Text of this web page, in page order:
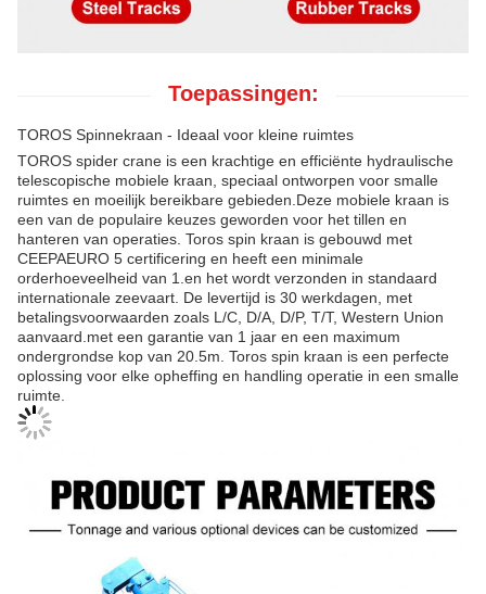
Toepassingen:
TOROS Spinnekraan - Ideaal voor kleine ruimtes
TOROS spider crane is een krachtige en efficiënte hydraulische
telescopische mobiele kraan, speciaal ontworpen voor smalle
ruimtes en moeilijk bereikbare gebieden.Deze mobiele kraan is
een van de populaire keuzes geworden voor het tillen en
hanteren van operaties. Toros spin kraan is gebouwd met
CEEPAEURO 5 certificering en heeft een minimale
orderhoeveelheid van 1.en het wordt verzonden in standaard
internationale zeevaart. De levertijd is 30 werkdagen, met
betalingsvoorwaarden zoals L/C, D/A, D/P, T/T, Western Union
aanvaard.met een garantie van 1 jaar en een maximum
ondergrondse kop van 20.5m. Toros spin kraan is een perfecte
oplossing voor elke opheffing en handling operatie in een smalle
ruimte.